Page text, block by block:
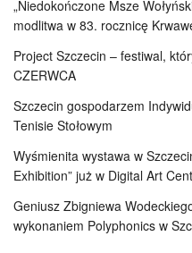
„Niedokończone Msze
modlitwa w 83. rocznicę
Project Szczecin – festiwal,
CZERWCA
Szczecin gospodarzem
Tenisie Stołowym
Wyśmienita wystawa w
Exhibition” już w Digital Art
Geniusz Zbigniewa
wykonaniem Polyphonics w